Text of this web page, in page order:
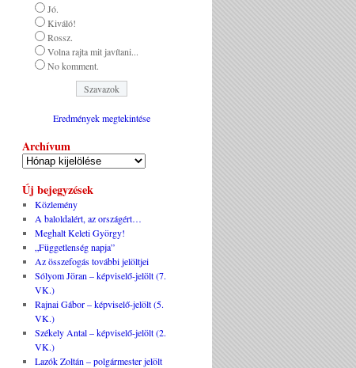
Jó.
Kiváló!
Rossz.
Volna rajta mit javítani...
No komment.
Eredmények megtekintése
Archívum
Új bejegyzések
Közlemény
A baloldalért, az országért…
Meghalt Keleti György!
„Függetlenség napja”
Az összefogás további jelöltjei
Sólyom Jöran – képviselő-jelölt (7.
VK.)
Rajnai Gábor – képviselő-jelölt (5.
VK.)
Székely Antal – képviselő-jelölt (2.
VK.)
Lazók Zoltán – polgármester jelölt